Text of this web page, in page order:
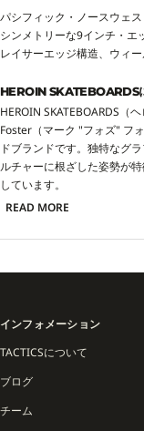
パシフィック・ノースウェ
シンメトリーな9インチ・エ
レイサーエッジ構造、ウィ
HEROIN SKATEBOARDS
HEROIN SKATEBOARDS（
Foster（マーク "フォズ" フ
ドブランドです。独特なグ
ルチャーに根ざした姿勢が
しています。
READ MORE
インフォメーション
TACTICSについて
ブログ
チーム